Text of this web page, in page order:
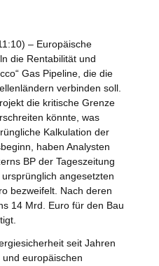
– Europäische
die Rentabilität und
Gas Pipeline, die die
verbinden soll.
die kritische Grenze
könnte, was
Kalkulation der
haben Analysten
BP der Tageszeitung
ursprünglich angesetzten
bezweifelt. Nach deren
14 Mrd. Euro für den Bau
seit Jahren
europäischen